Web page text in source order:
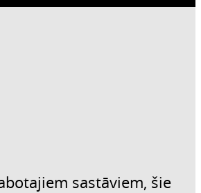
sastāviem, šie